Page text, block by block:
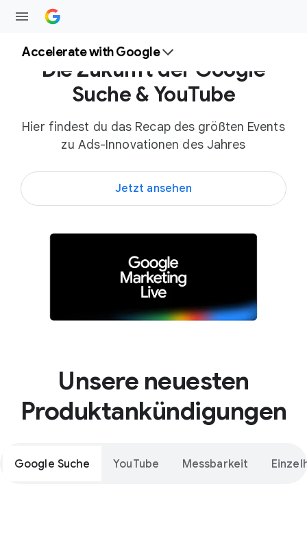
Accelerate with Google
Die Zukunft der Google
Suche & YouTube
Hier findest du das Recap des größten Events
zu Ads-Innovationen des Jahres
Jetzt ansehen
Unsere neuesten
Produktankündigungen
Google Suche YouTube Messbarkeit